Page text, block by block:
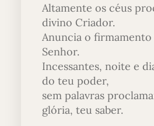
Altamente os céus
divino Criador.
Anuncia o firmamento
Senhor.
Incessantes, noite e
do teu poder,
sem palavras
glória, teu saber.